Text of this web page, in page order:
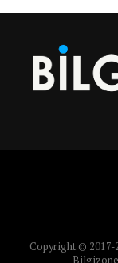
Copyright © 2017-